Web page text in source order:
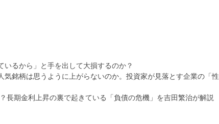
いるから」と手を出して大損するのか？
銘柄は思うように上がらないのか。投資家が見落とす企業の「性
長期金利上昇の裏で起きている「負債の危機」を吉田繁治が解説